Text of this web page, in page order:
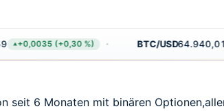
+0,0035 (+0,30 %) BTC/USD64.940,01
seit 6 Monaten mit binären